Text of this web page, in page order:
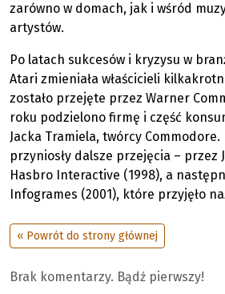
zarówno w domach, jak i wśród
artystów.
Po latach sukcesów i kryzysu w
Atari zmieniała właścicieli
zostało przejęte przez Warner
roku podzielono firmę i część
Jacka Tramiela, twórcy
przyniosły dalsze przejęcia – przez
Hasbro Interactive (1998), a
Infogrames (2001), które przyjęło
« Powrót do strony głównej
Brak komentarzy. Bądź pierwszy!